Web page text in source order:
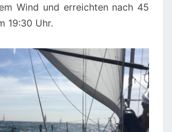
Wind und erreichten nach 45
19:30 Uhr.